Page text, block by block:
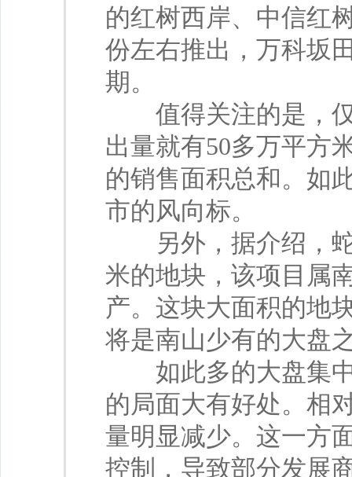
的红树西岸、中信红
份左右推出，万科坂
期。
值得关注的是，仅
出量就有50多万平方
的销售面积总和。如
市的风向标。
另外，据介绍，蛇
米的地块，该项目属
产。这块大面积的地
将是南山少有的大盘
如此多的大盘集中
的局面大有好处。相
量明显减少。这一方
控制，导致部分发展